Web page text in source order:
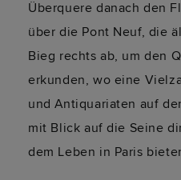
Überquere danach den
über die Pont Neuf, die
Bieg rechts ab, um den
erkunden, wo eine
und Antiquariaten auf
mit Blick auf die Seine
dem Leben in Paris